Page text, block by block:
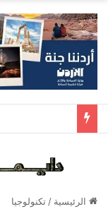
الرئيسية / تكنولوجيا